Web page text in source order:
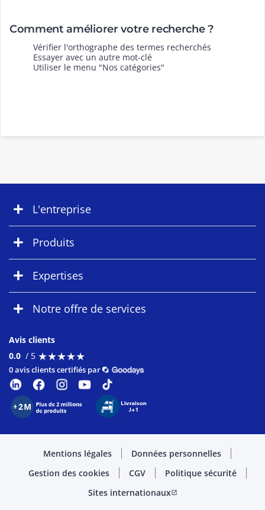
Comment améliorer votre recherche ?
Vérifier l'orthographe des termes recherchés
Essayer avec un autre mot-clé
Utiliser le menu "Nos catégories"
L'entreprise
Produits
Expertises
Notre offre de services
Avis clients
0.0 / 5 ★★★★★
★★★★★
0 avis clients certifiés par
Mentions légales
Données personnelles
Gestion des cookies
CGV
Politique sécurité
Sites internationauxopen_in_new